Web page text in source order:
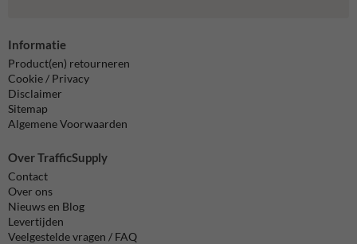
Informatie
Product(en) retourneren
Cookie / Privacy
Disclaimer
Sitemap
Algemene Voorwaarden
Over TrafficSupply
Contact
Over ons
Nieuws en Blog
Levertijden
Veelgestelde vragen / FAQ